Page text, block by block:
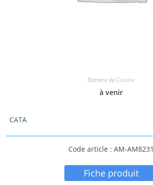
Batterie de Cuisine
à venir
CATA
Code article : AM-AM8231
Fiche produit